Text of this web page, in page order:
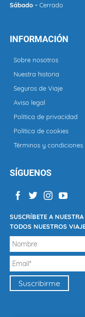
Sábado - Cerrado
INFORMACIÓN
Sobre nosotros
Nuestra historia
Seguros de Viaje
Aviso legal
Política de privacidad
Política de cookies
Términos y condiciones
SÍGUENOS
SUSCRÍBETE A
TODOS NUESTROS